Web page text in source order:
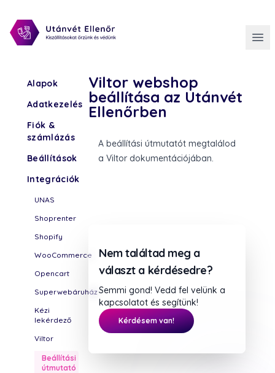
Alapok
Adatkezelés
Fiók &
számlázás
Beállítások
Integrációk
UNAS
Shoprenter
Shopify
WooCommerce
Opencart
Superwebáruház
Kézi
lekérdező
Viltor
Beállítási
útmutató
Viltor webshop
beállítása az Utánvét
Ellenőrben
A beállítási útmutatót megtalálod
a Viltor dokumentációjában.
Nem találtad meg a
választ a kérdésedre?
Semmi gond! Vedd fel velünk a
kapcsolatot és segítünk!
Kérdésem van!